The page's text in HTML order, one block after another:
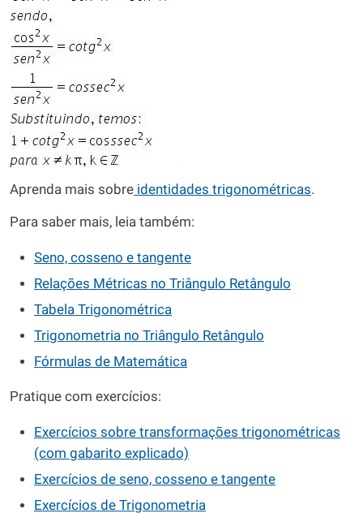
Aprenda mais sobre identidades trigonométricas.
Para saber mais, leia também:
Seno, cosseno e tangente
Relações Métricas no Triângulo Retângulo
Tabela Trigonométrica
Trigonometria no Triângulo Retângulo
Fórmulas de Matemática
Pratique com exercícios:
Exercícios sobre transformações trigonométricas
(com gabarito explicado)
Exercícios de seno, cosseno e tangente
Exercícios de Trigonometria